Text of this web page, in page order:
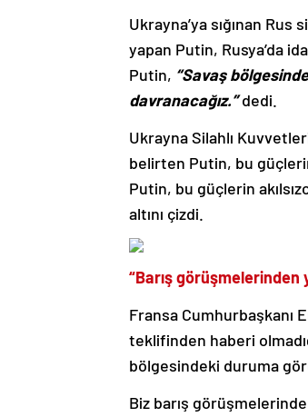
Ukrayna’ya sığınan Rus
yapan Putin, Rusya’da
Putin, “Savaş
davranacağız.”dedi.
Ukrayna Silahlı
belirten Putin, bu güçlerin
Putin, bu güçlerin
altını çizdi.
“Barış görüşmelerinden
Fransa Cumhurbaşkanı
teklifinden haberi
bölgesindeki duruma
Biz barış